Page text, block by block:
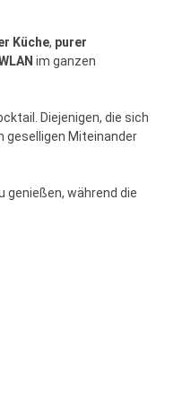
Küche, purer
im ganzen
Diejenigen, die sich
geselligen Miteinander
genießen, während die